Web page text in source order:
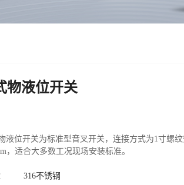
物液位开关
液位开关为标准型音叉开关，连接方式为1寸螺纹
，适合大多数工况现场安装标准。
316不锈钢